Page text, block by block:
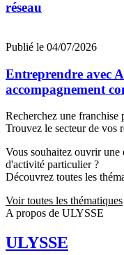
réseau
Publié le 04/07/2026
Entreprendre avec
accompagnement
Recherchez une franchise
Trouvez le secteur de vos
Vous souhaitez ouvrir une
d'activité particulier ?
Découvrez toutes les
Voir toutes les thématiques
A propos de ULYSSE
ULYSSE